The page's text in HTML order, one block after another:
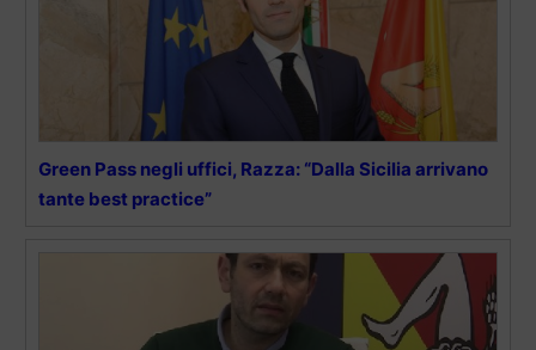
Green Pass negli uffici, Razza: “Dalla Sicilia arrivano
tante best practice”